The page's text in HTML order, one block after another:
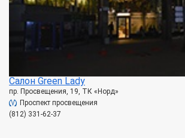
Салон Green Lady
пр. Просвещения, 19, ТК «Норд»
Проспект просвещения
(812) 331-62-37